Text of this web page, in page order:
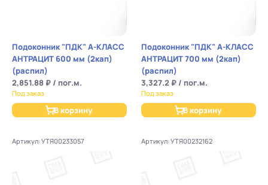
Подоконник "ПДК" А-КЛАСС
АНТРАЦИТ 600 мм (2кап)
(распил)
2,851.88 ₽ / пог.м.
Под заказ
В корзину
Подоконник "ПДК" А-КЛАСС
АНТРАЦИТ 700 мм (2кап)
(распил)
3,327.2 ₽ / пог.м.
Под заказ
В корзину
Артикул: УТЯ00233057 Артикул: УТЯ00232162